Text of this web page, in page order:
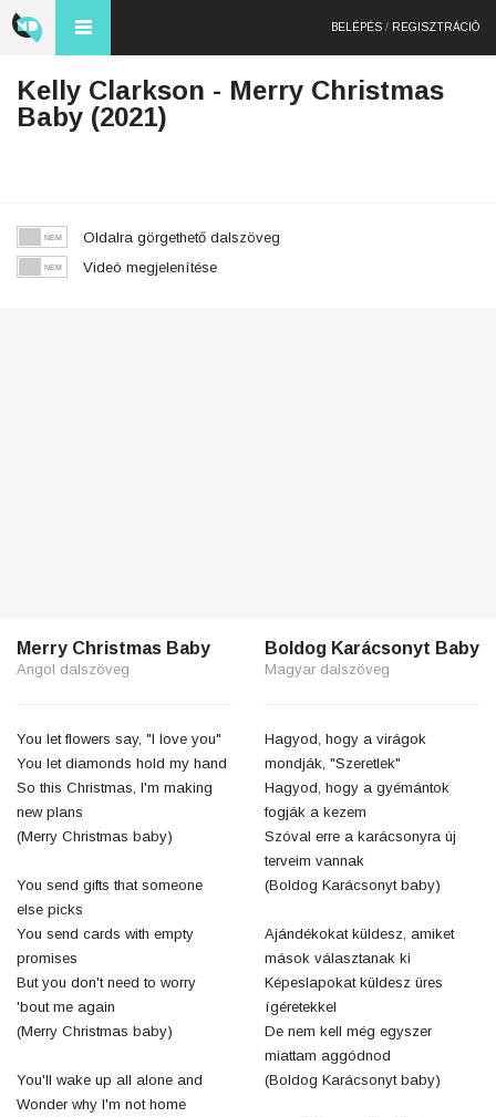
BELÉPÉS / REGISZTRÁCIÓ
Kelly Clarkson - Merry Christmas
Baby (2021)
Oldalra görgethető dalszöveg
Videó megjelenítése
Merry Christmas Baby
Angol dalszöveg
You let flowers say, "I love you"
You let diamonds hold my hand
So this Christmas, I'm making
new plans
(Merry Christmas baby)
You send gifts that someone
else picks
You send cards with empty
promises
But you don't need to worry
'bout me again
(Merry Christmas baby)
You'll wake up all alone and
Wonder why I'm not home
Boldog Karácsonyt Baby
Magyar dalszöveg
Hagyod, hogy a virágok
mondják, "Szeretlek"
Hagyod, hogy a gyémántok
fogják a kezem
Szóval erre a karácsonyra új
terveim vannak
(Boldog Karácsonyt baby)
Ajándékokat küldesz, amiket
mások választanak ki
Képeslapokat küldesz üres
ígéretekkel
De nem kell még egyszer
miattam aggódnod
(Boldog Karácsonyt baby)